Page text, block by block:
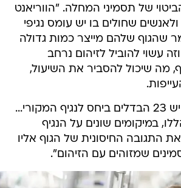
של תסמיני המחלה. "הווריאנט
שחולים בו יש עומס נגיפי
שהגוף שלהם מייצר כמות גדולה
עשוי להוביל לזיהום נרחב
מה שיכול להסביר את השיעול,
לווריאנט הבריטי יש 23 הבדלים ביחס לנגיף המקורי...
במיקומים שונים על הנגיף
את התגובה החיסונית של הגוף אליו
שמזוהים עם הזיהום".